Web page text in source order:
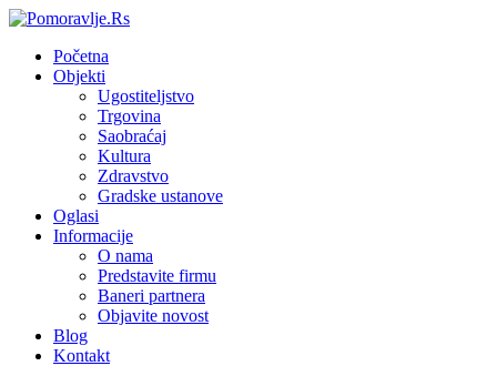
Početna
Objekti
Ugostiteljstvo
Trgovina
Saobraćaj
Kultura
Zdravstvo
Gradske ustanove
Oglasi
Informacije
O nama
Predstavite firmu
Baneri partnera
Objavite novost
Blog
Kontakt